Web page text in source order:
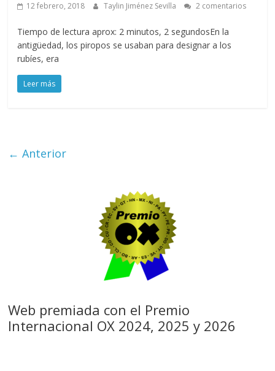
12 febrero, 2018 Taylin Jiménez Sevilla 2 comentarios
Tiempo de lectura aprox: 2 minutos, 2 segundosEn la
antigüedad, los piropos se usaban para designar a los
rubíes, era
Leer más
← Anterior
Web premiada con el Premio
Internacional OX 2024, 2025 y 2026